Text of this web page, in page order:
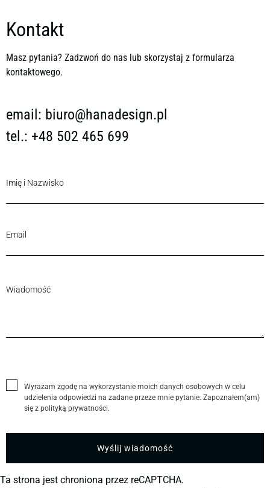
Kontakt
Masz pytania? Zadzwoń do nas lub skorzystaj z formularza
kontaktowego.
email: biuro@hanadesign.pl
tel.: +48 502 465 699
Wyrażam zgodę na wykorzystanie moich danych osobowych w celu
udzielenia odpowiedzi na zadane przeze mnie pytanie. Zapoznałem(am)
się z polityką prywatności.
Ta strona jest chroniona przez reCAPTCHA.